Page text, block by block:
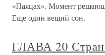
«Паяцах». Момент
Еще один вещий сон.
ГЛАВА 20